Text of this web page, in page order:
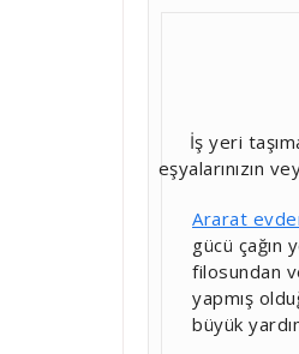
İş yeri
eşyalarınızın
Ararat
gücü çağın
filosundan
yapmış
büyük